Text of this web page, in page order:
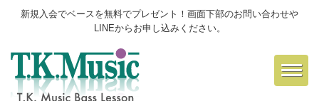
新規入会でベースを無料でプレゼント！画面下部のお問い合わせや
LINEからお申し込みください。